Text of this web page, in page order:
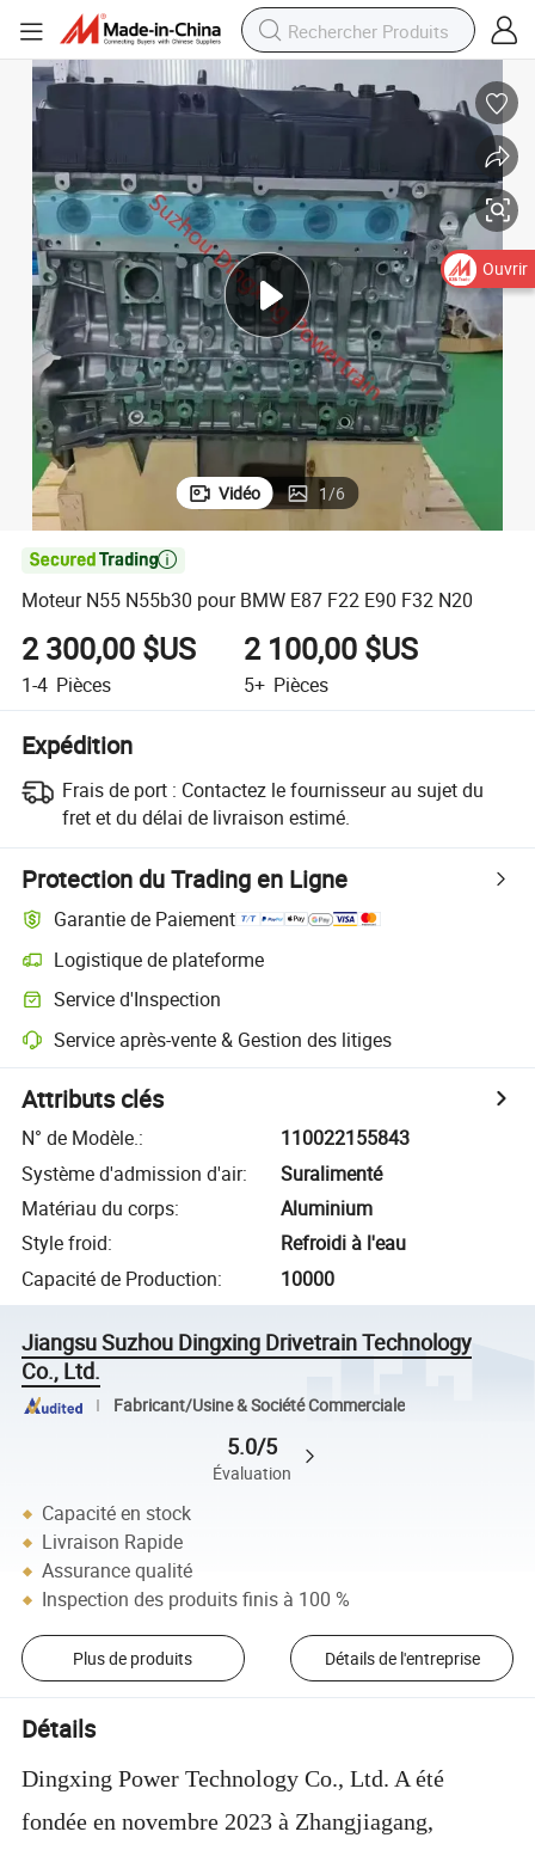
Vidéo 1/6

Moteur N55 N55b30 pour BMW E87 F22 E90 F32 N20
2 300,00 $US
1-4 Pièces
2 100,00 $US
5+ Pièces
Expédition
Frais de port : Contactez le fournisseur au sujet du
fret et du délai de livraison estimé.
Protection du Trading en Ligne
Garantie de Paiement
Logistique de plateforme
Service d'Inspection
Service après-vente & Gestion des litiges
Attributs clés
N° de Modèle.:
110022155843
Système d'admission d'air:
Suralimenté
Matériau du corps:
Aluminium
Style froid:
Refroidi à l'eau
Capacité de Production: 10000
Jiangsu Suzhou Dingxing Drivetrain Technology
Co., Ltd.
Fabricant/Usine & Société Commerciale
5.0/5
Évaluation
Capacité en stock
Livraison Rapide
Assurance qualité
Inspection des produits finis à 100 %
Plus de produits Détails de l'entreprise
Détails
Dingxing Power Technology Co., Ltd. A été
fondée en novembre 2023 à Zhangjiagang,
Ouvrir